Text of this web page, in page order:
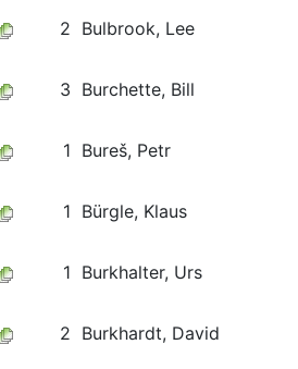
2 Bulbrook, Lee
3 Burchette, Bill
1 Bureš, Petr
1 Bürgle, Klaus
1 Burkhalter, Urs
2 Burkhardt, David